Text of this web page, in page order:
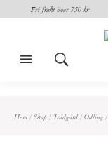
Fri frakt över 750 kr
m s
Hem / Shop / Trädgård / Odling/